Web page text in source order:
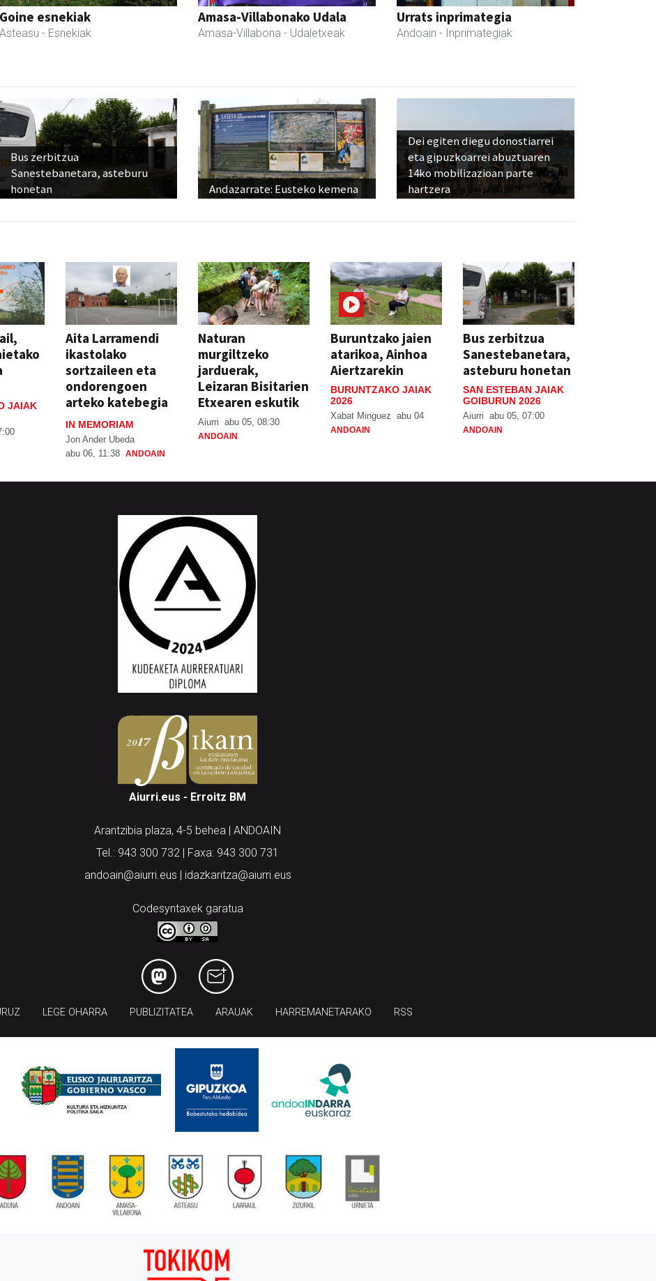
Goine esnekiak
Asteasu - Esnekiak
Amasa-Villabonako Udala
Amasa-Villabona - Udaletxeak
Urrats inprimategia
Andoain - Inprimategiak
Bus zerbitzua
Sanestebanetara, asteburu
honetan
Andazarrate: Eusteko kemena
Dei egiten diegu donostiarrei
eta gipuzkoarrei abuztuaren
14ko mobilizazioan parte
hartzera
JAIAK
Aita Larramendi
ikastolako
sortzaileen eta
ondorengoen
arteko katebegia
IN MEMORIAM
Jon Ander Ubeda
abu 06, 11:38 ANDOAIN
Naturan
murgiltzeko
jarduerak,
Leizaran Bisitarien
Etxearen eskutik
Aiurri abu 05, 08:30
ANDOAIN
Buruntzako jaien
atarikoa, Ainhoa
Aiertzarekin
BURUNTZAKO JAIAK
2026
Xabat Minguez abu 04
ANDOAIN
Bus zerbitzua
Sanestebanetara,
asteburu honetan
SAN ESTEBAN JAIAK
GOIBURUN 2026
Aiurri abu 05, 07:00
ANDOAIN
Aiurri.eus - Erroitz BM
Arantzibia plaza, 4-5 behea | ANDOAIN
Tel.: 943 300 732 | Faxa: 943 300 731
andoain@aiurri.eus | idazkaritza@aiurri.eus
Codesyntaxek garatua
LEGE OHARRA PUBLIZITATEA ARAUAK HARREMANETARAKO RSS